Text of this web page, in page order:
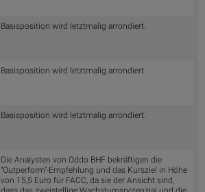
Basisposition wird letztmalig arrondiert.
Basisposition wird letztmalig arrondiert.
Basisposition wird letztmalig arrondiert.
Die Analysten von Oddo BHF bekräftigen die
"Outperform"-Empfehlung und das Kursziel in Höhe
von 15,5 Euro für FACC, da sie der Ansicht sind,